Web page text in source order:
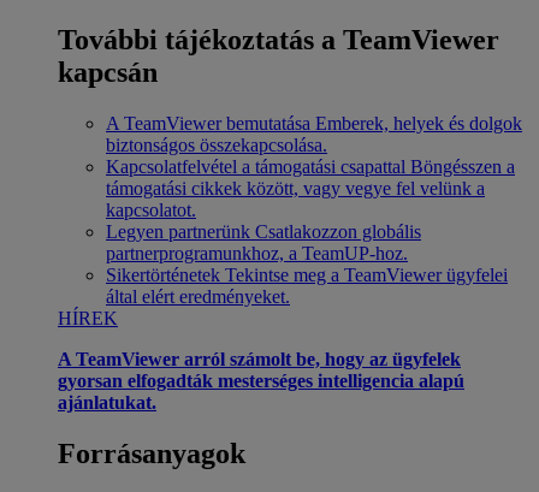
További tájékoztatás a TeamViewer
kapcsán
A TeamViewer bemutatása Emberek, helyek és dolgok
biztonságos összekapcsolása.
Kapcsolatfelvétel a támogatási csapattal Böngésszen a
támogatási cikkek között, vagy vegye fel velünk a
kapcsolatot.
Legyen partnerünk Csatlakozzon globális
partnerprogramunkhoz, a TeamUP-hoz.
Sikertörténetek Tekintse meg a TeamViewer ügyfelei
által elért eredményeket.
HÍREK
A TeamViewer arról számolt be, hogy az ügyfelek
gyorsan elfogadták mesterséges intelligencia alapú
ajánlatukat.
Forrásanyagok